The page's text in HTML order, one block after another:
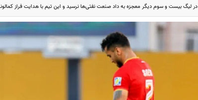
در لیگ بیست و سوم دیگر معجزه به داد صنعت نفتی‌ها نرسید و این تیم با هدایت فراز